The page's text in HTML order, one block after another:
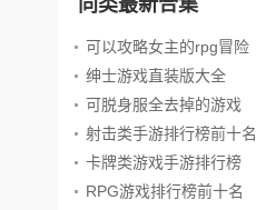
同类最新合集
可以攻略女主的rpg冒险
游戏
绅士游戏直装版大全
可脱身服全去掉的游戏
射击类手游排行榜前十名
卡牌类游戏手游排行榜
RPG游戏排行榜前十名